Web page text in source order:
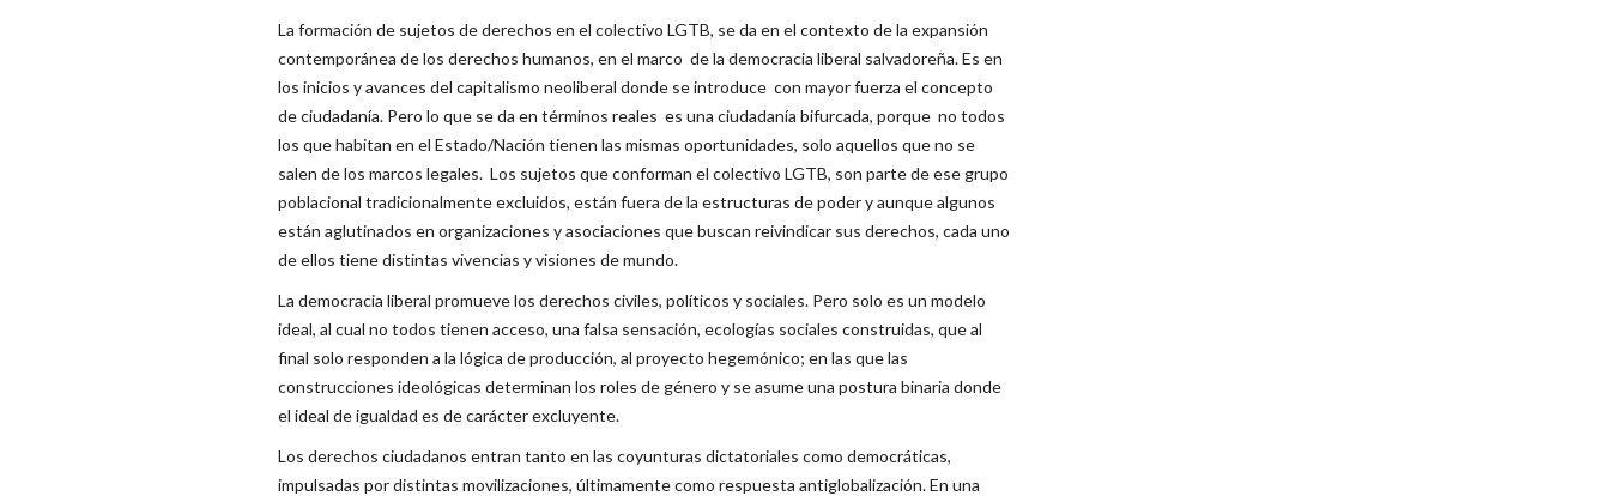
La formación de sujetos de derechos en el colectivo LGTB, se da en el contexto de la expansión
contemporánea de los derechos humanos, en el marco de la democracia liberal salvadoreña. Es en
los inicios y avances del capitalismo neoliberal donde se introduce con mayor fuerza el concepto
de ciudadanía. Pero lo que se da en términos reales es una ciudadanía bifurcada, porque no todos
los que habitan en el Estado/Nación tienen las mismas oportunidades, solo aquellos que no se
salen de los marcos legales. Los sujetos que conforman el colectivo LGTB, son parte de ese grupo
poblacional tradicionalmente excluidos, están fuera de la estructuras de poder y aunque algunos
están aglutinados en organizaciones y asociaciones que buscan reivindicar sus derechos, cada uno
de ellos tiene distintas vivencias y visiones de mundo.
La democracia liberal promueve los derechos civiles, políticos y sociales. Pero solo es un modelo
ideal, al cual no todos tienen acceso, una falsa sensación, ecologías sociales construidas, que al
final solo responden a la lógica de producción, al proyecto hegemónico; en las que las
construcciones ideológicas determinan los roles de género y se asume una postura binaria donde
el ideal de igualdad es de carácter excluyente.
Los derechos ciudadanos entran tanto en las coyunturas dictatoriales como democráticas,
impulsadas por distintas movilizaciones, últimamente como respuesta antiglobalización. En una